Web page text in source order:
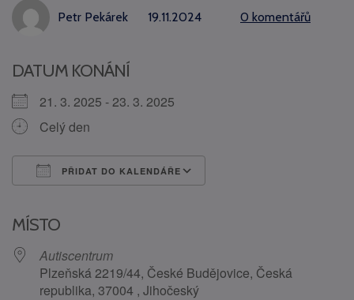
Petr Pekárek 19.11.2024 0 komentářů
DATUM KONÁNÍ
21. 3. 2025 - 23. 3. 2025
Celý den
PŘIDAT DO KALENDÁŘE
MÍSTO
Autiscentrum
Plzeňská 2219/44, České Budějovice, Česká
republika, 37004 , Jihočeský